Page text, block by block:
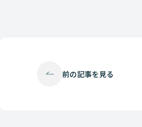
前の記事を見る